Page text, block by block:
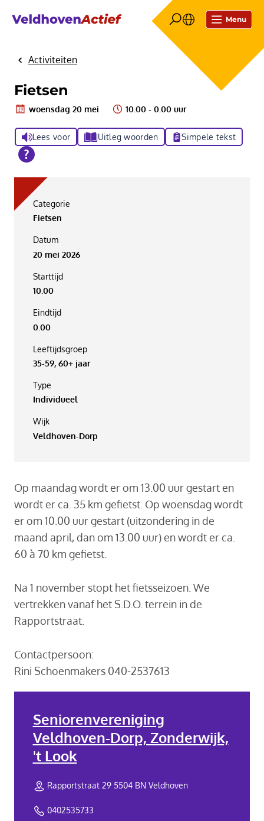
Menu
HomeActiviteiten
Fietsen
woensdag 20 mei 10.00 - 0.00 uur
Lees voor Uitleg woorden Simpele tekst
Categorie
Fietsen
Datum
20 mei 2026
Starttijd
10.00
Eindtijd
0.00
Leeftijdsgroep
35-59, 60+ jaar
Type
Individueel
Wijk
Veldhoven-Dorp
Op maandag wordt er om 13.00 uur gestart en
wordt er ca. 35 km gefietst. Op woensdag wordt
er om 10.00 uur gestart (uitzondering in de
maand april, dan om 13.00 uur) en wordt er ca.
60 à 70 km gefietst.
Na 1 november stopt het fietsseizoen. We
vertrekken vanaf het S.D.O. terrein in de
Rapportstraat.
Contactpersoon:
Rini Schoenmakers 040-2537613
Seniorenvereniging
Veldhoven-Dorp, Zonderwijk,
't Look
Rapportstraat 29 5504 BN Veldhoven
0402535733